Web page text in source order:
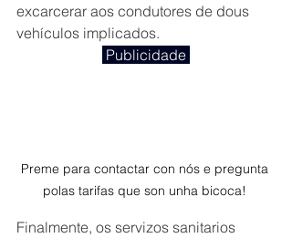
excarcerar aos condutores de dous
vehículos implicados.
Publicidade
Preme para contactar con nós e pregunta
polas tarifas que son unha bicoca!
Finalmente, os servizos sanitarios